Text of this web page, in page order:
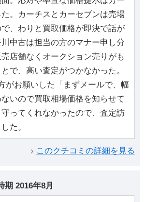
。カーチスとカーセブンは売場
、わりと買取価格が即決で話が
中古は担当の方のマナー申し分
店舗なくオークション売りがも
で、高い査定がつかなかった。
がお願いした「まずメールで、幅
いので買取相場価格を知らせて
ってくれなかったので、査定訪
た。
このクチコミの詳細を見る
期 2016年8月